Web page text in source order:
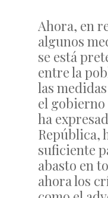
Ahora, en
algunos
se está
entre la
las
el gobierno
ha
República,
suficiente
abasto en
ahora los